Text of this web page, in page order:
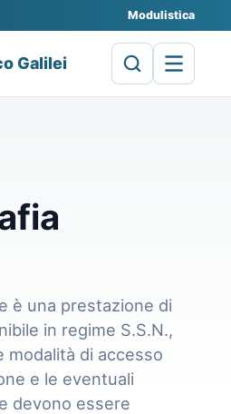
Modulistica
Galilei
è una prestazione di
in regime S.S.N.,
modalità di accesso
e le eventuali
devono essere